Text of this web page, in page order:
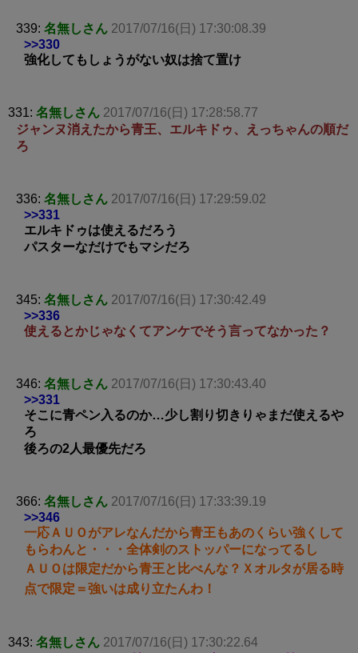
339: 名無しさん 2017/07/16(日) 17:30:08.39
>>330
強化してもしょうがない奴は捨て置け
331: 名無しさん 2017/07/16(日) 17:28:58.77
ジャンヌ消えたから青王、エルキドゥ、えっちゃんの順だ
ろ
336: 名無しさん 2017/07/16(日) 17:29:59.02
>>331
エルキドゥは使えるだろう
パスターなだけでもマシだろ
345: 名無しさん 2017/07/16(日) 17:30:42.49
>>336
使えるとかじゃなくてアンケでそう言ってなかった？
346: 名無しさん 2017/07/16(日) 17:30:43.40
>>331
そこに青ペン入るのか…少し割り切きりゃまだ使えるや
ろ
後ろの2人最優先だろ
366: 名無しさん 2017/07/16(日) 17:33:39.19
>>346
一応ＡＵＯがアレなんだから青王もあのくらい強くして
もらわんと・・・全体剣のストッパーになってるし
ＡＵＯは限定だから青王と比べんな？Ｘオルタが居る時
点で限定＝強いは成り立たんわ！
343: 名無しさん 2017/07/16(日) 17:30:22.64